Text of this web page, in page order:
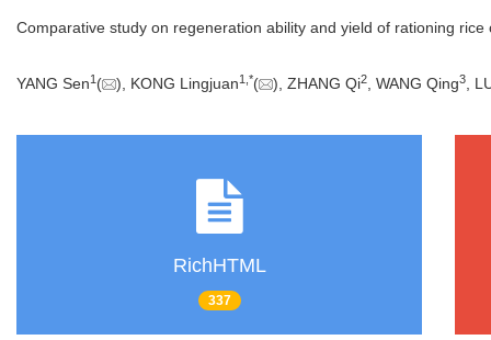
Comparative study on regeneration ability and yield of rationing
YANG Sen1 ( ), KONG Lingjuan1 *( ), ZHANG Qi2 , WANG Qing3 ,
RichHTML
337